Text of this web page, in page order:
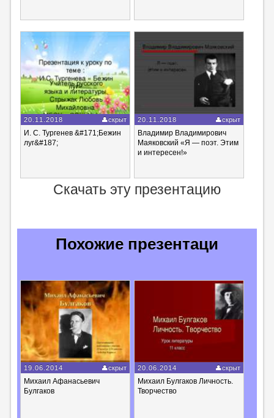
20.11.2018 скрыт
И. С. Тургенев &#171;Бежин
луг&#187;
20.11.2018 скрыт
Владимир Владимирович
Маяковский «Я — поэт. Этим
и интересен!»
Скачать эту презентацию
Похожие презентаци
19.06.2014 скрыт
Михаил Афанасьевич
Булгаков
20.06.2014 скрыт
Михаил Булгаков Личность.
Творчество